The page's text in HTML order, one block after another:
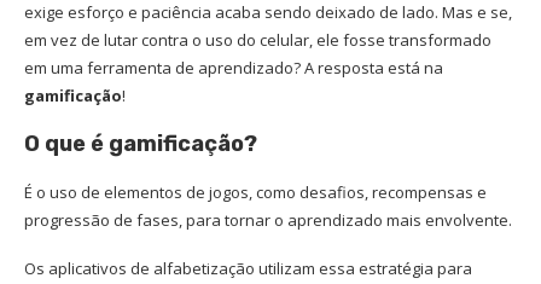
exige esforço e paciência acaba sendo deixado de lado. Mas e se,
em vez de lutar contra o uso do celular, ele fosse transformado
em uma ferramenta de aprendizado? A resposta está na
gamificação!
O que é gamificação?
É o uso de elementos de jogos, como desafios, recompensas e
progressão de fases, para tornar o aprendizado mais envolvente.
Os aplicativos de alfabetização utilizam essa estratégia para